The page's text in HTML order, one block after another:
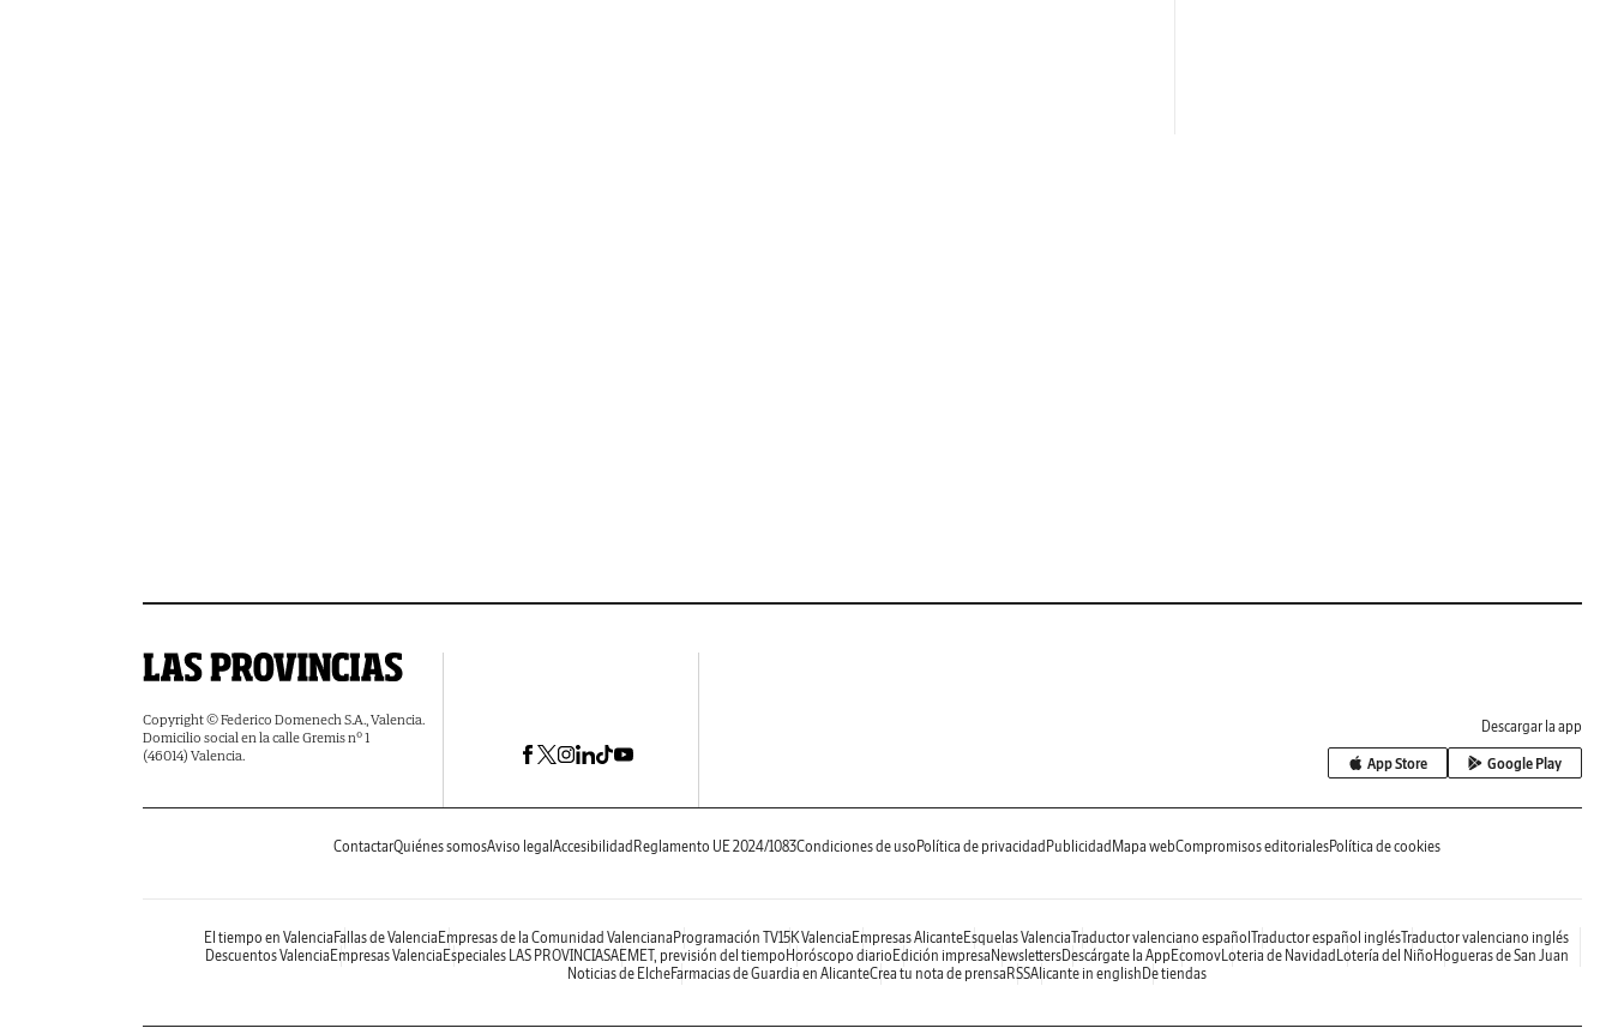
Copyright © Federico Domenech S.A., Valencia.
Domicilio social en la calle Gremis nº 1
(46014) Valencia.
Descargar la app
App Store Google Play
ContactarQuiénes somosAviso legal Accesibilidad Reglamento UE 2024/1083Condiciones de uso Política de privacidad Publicidad Mapa webCompromisos editorialesPolítica de cookies
El tiempo en Valencia Fallas de Valencia Empresas de la Comunidad Valenciana Programación TV15K Valencia Empresas AlicanteEsquelas ValenciaTraductor valenciano español Traductor español inglésTraductor valenciano inglés
Descuentos Valencia Empresas Valencia Especiales LAS PROVINCIASAEMET, previsión del tiempo Horóscopo diario Edición impresa NewslettersDescárgate la App EcomovLoteria de Navidad Lotería del Niño Hogueras de San Juan
Noticias de ElcheFarmacias de Guardia en AlicanteCrea tu nota de prensa RSSAlicante in english De tiendas